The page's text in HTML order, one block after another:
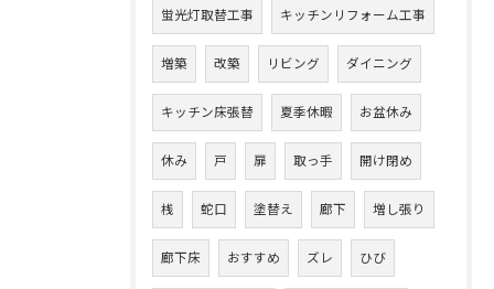
蛍光灯取替工事 キッチンリフォーム工事
増築 改築 リビング ダイニング
キッチン床張替 夏季休暇 お盆休み
休み 戸 扉 取っ手 開け閉め
桟 蛇口 塗替え 廊下 増し張り
廊下床 おすすめ ズレ ひび